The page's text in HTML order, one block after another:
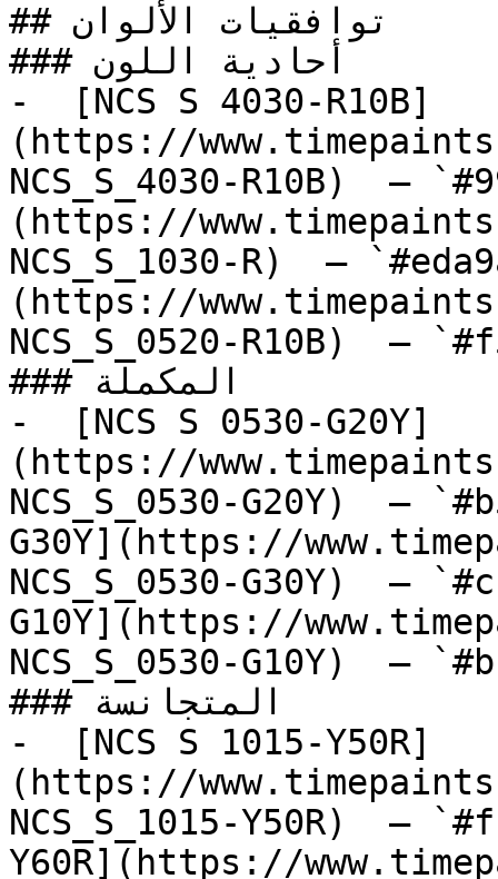
## توافقيات الألوان
### أحادية اللون
-  [NCS S 4030-R10B]
(https://
NCS_S_4030-R10B)  —
(https://
NCS_S_1030-R)  —
(https://
NCS_S_0520-R10B)  —
### المكملة
-  [NCS S 0530-G20Y]
(https://
NCS_S_0530-G20Y)  —
G30Y](https://
NCS_S_0530-G30Y)  —
G10Y](https://
NCS_S_0530-G10Y)  —
### المتجانسة
-  [NCS S 1015-Y50R]
(https://
NCS_S_1015-Y50R)  —
Y60R](https://